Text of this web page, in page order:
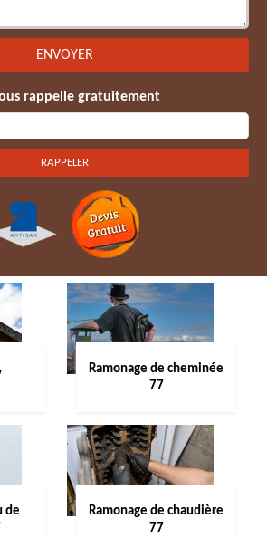
rappelle gratuitement
Ramonage de cheminée
77
de
Ramonage de chaudière
77